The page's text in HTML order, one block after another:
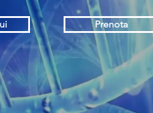
Prenota